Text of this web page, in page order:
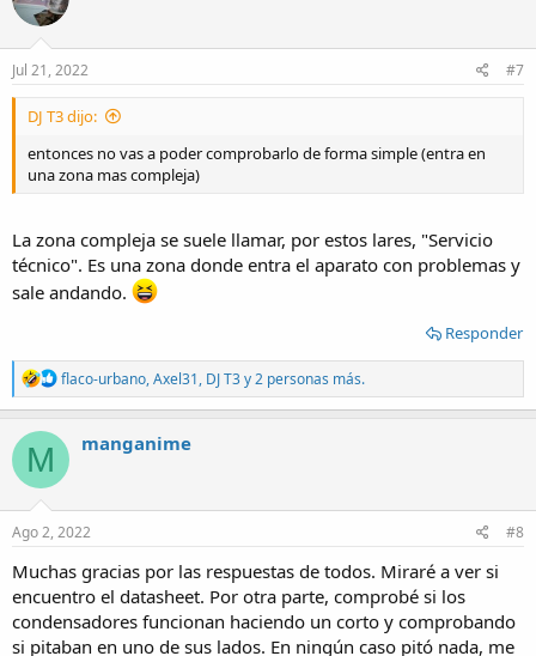
Jul 21, 2022 #7
DJ T3 dijo:
entonces no vas a poder comprobarlo de forma simple (entra en
una zona mas compleja)
La zona compleja se suele llamar, por estos lares, "Servicio
técnico". Es una zona donde entra el aparato con problemas y
sale andando.
Responder
R
e
a
c
n
s
flaco-urbano,Axel31, DJ T3y 2 personas más.
M manganime
Ago 2, 2022 #8
Muchas gracias por las respuestas de todos. Miraré a ver si
encuentro el datasheet. Por otra parte, comprobé si los
condensadores funcionan haciendo un corto y comprobando
si pitaban en uno de sus lados. En ningún caso pitó nada, me